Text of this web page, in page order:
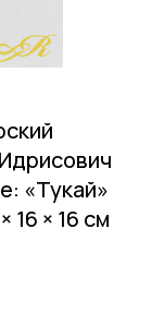
«Тукай»
16 × 16 см